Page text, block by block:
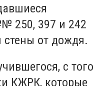
250, 397 и 242
стены от дождя.
с того
КЖРК, которые